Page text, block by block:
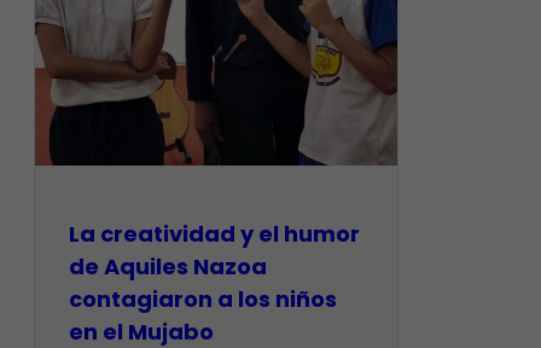
La creatividad y el humor
de Aquiles Nazoa
contagiaron a los niños
en el Mujabo